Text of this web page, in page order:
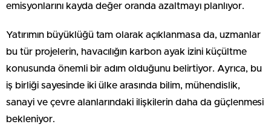
emisyonlarını kayda değer oranda azaltmayı planlıyor.
Yatırımın büyüklüğü tam olarak açıklanmasa da, uzmanlar
bu tür projelerin, havacılığın karbon ayak izini küçültme
konusunda önemli bir adım olduğunu belirtiyor. Ayrıca, bu
iş birliği sayesinde iki ülke arasında bilim, mühendislik,
sanayi ve çevre alanlarındaki ilişkilerin daha da güçlenmesi
bekleniyor.